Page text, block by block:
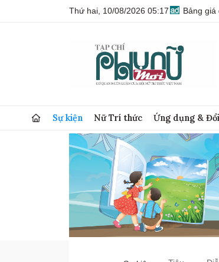
Thứ hai, 10/08/2026 05:17 Bảng giá
Sự kiện Nữ Trí thức Ứng dụng &